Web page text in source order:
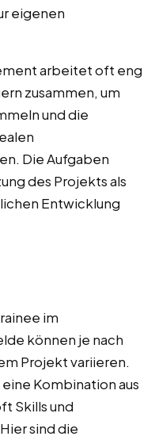
eigenen
arbeitet oft eng
zusammen, um
und die
Die Aufgaben
des Projekts als
Entwicklung
im
können je nach
Projekt variieren.
Kombination aus
Skills und
sind die